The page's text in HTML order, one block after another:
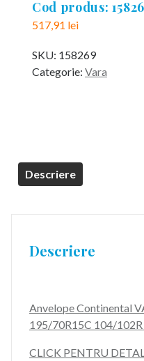
Cod produs:
517,91 lei
SKU: 158269
Categorie: Vara
Descriere
Descriere
Anvelope Continental
195/70R15C 104/102R
CLICK PENTRU